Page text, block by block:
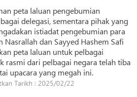
peta laluan pengebumian
delegasi, sementara pihak yang
istiadat pengebumian para
Nasrallah dan Sayyed Hashem Safi
peta laluan untuk pelbagai
rasmi dari pelbagai negara telah tiba
upacara yang megah ini.
Tarikh : 2025/02/22